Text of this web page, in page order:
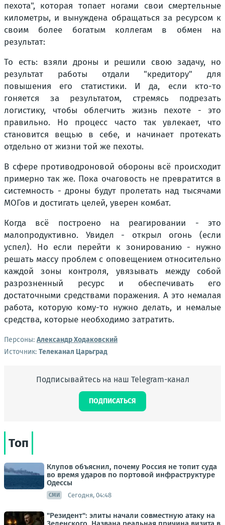
пехота", которая топает ногами свои смертельные
километры, и вынуждена обращаться за ресурсом к
своим более богатым коллегам в обмен на
результат:
То есть: взяли дроны и решили свою задачу, но
результат работы отдали "кредитору" для
повышения его статистики. И да, если кто-то
гоняется за результатом, стремясь подрезать
логистику, чтобы облегчить жизнь пехоте - это
правильно. Но процесс часто так увлекает, что
становится вещью в себе, и начинает протекать
отдельно от жизни той же пехоты.
В сфере противодроновой обороны всё происходит
примерно так же. Пока очаговость не превратится в
системность - дроны будут пролетать над тысячами
МОГов и достигать целей, уверен комбат.
Когда всё построено на реагировании - это
малопродуктивно. Увидел - открыл огонь (если
успел). Но если перейти к зонированию - нужно
решать массу проблем с оповещением относительно
каждой зоны контроля, увязывать между собой
разрозненный ресурс и обеспечивать его
достаточными средствами поражения. А это немалая
работа, которую кому-то нужно делать, и немалые
средства, которые необходимо затратить.
Персоны: Александр Ходаковский
Источник: Телеканал Царьград
Подписывайтесь на наш Telegram-канал
ПОДПИСАТЬСЯ
Топ
Клупов объяснил, почему Россия не топит суда
во время ударов по портовой инфраструктуре
Одессы
СМИ Сегодня, 04:48
"Резидент": элиты начали совместную атаку на